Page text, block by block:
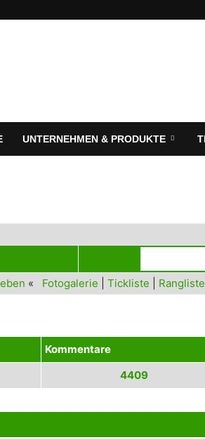
UNTERNEHMEN & PRODUKTE
« Fotogalerie Tickliste Rangliste
Kommentare
4409